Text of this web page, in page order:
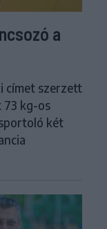
a
címet szerzett
73 kg-os
két